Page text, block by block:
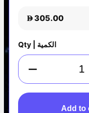
D305.00
Qty | الكمية
−